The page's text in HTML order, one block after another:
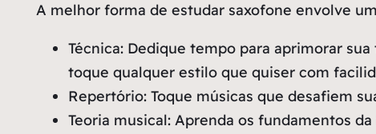
A melhor forma de estudar saxofone envolve
Técnica: Dedique tempo para aprimorar
toque qualquer estilo que quiser com
Repertório: Toque músicas que desafiem
Teoria musical: Aprenda os fundamentos